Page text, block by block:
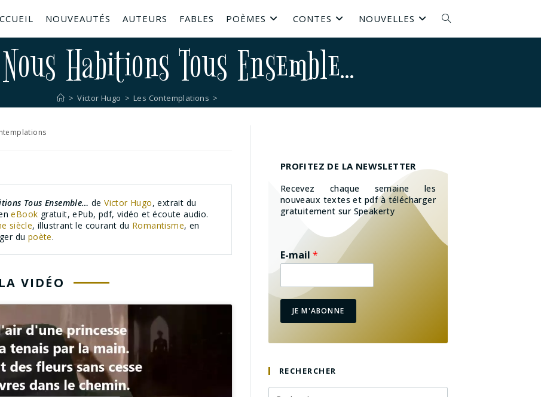
NOUVEAUTÉS AUTEURS FABLES POÈMES CONTES NOUVELLES
Habitions Tous Ensemble…
> Victor Hugo > Les Contemplations >
Tous Ensemble… deVictor Hugo, extrait du
eBook gratuit, ePub, pdf, vidéo et écoute audio.
siècle, illustrant le courant du Romantisme, en
du poète.
LA VIDÉO
PROFITEZ DE LA NEWSLETTER
Recevez chaque semaine les
nouveaux textes et pdf à télécharger
gratuitement sur Speakerty
E-mail *
JE M'ABONNE
RECHERCHER